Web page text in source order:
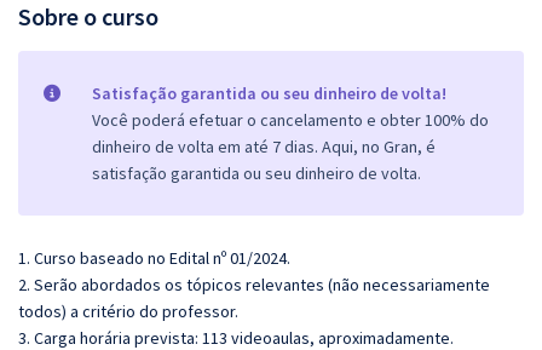
Sobre o curso
Satisfação garantida ou seu dinheiro de volta!
Você poderá efetuar o cancelamento e obter 100% do
dinheiro de volta em até 7 dias. Aqui, no Gran, é
satisfação garantida ou seu dinheiro de volta.
1. Curso baseado no Edital nº 01/2024.
2. Serão abordados os tópicos relevantes (não necessariamente
todos) a critério do professor.
3. Carga horária prevista: 113 videoaulas, aproximadamente.